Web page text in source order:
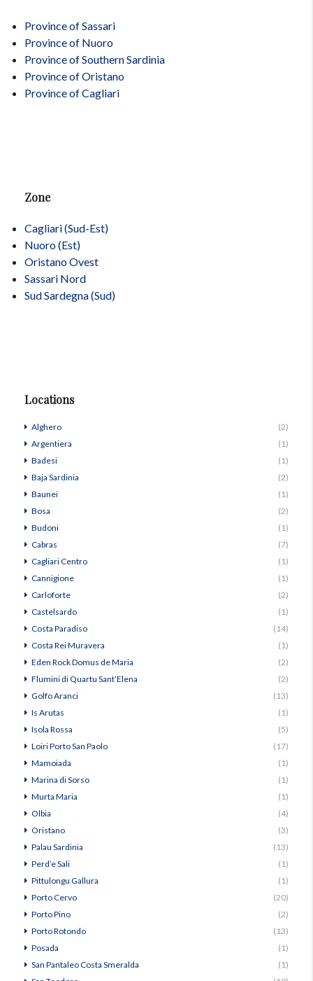
Province of Sassari
Province of Nuoro
Province of Southern Sardinia
Province of Oristano
Province of Cagliari
Zone
Cagliari (Sud-Est)
Nuoro (Est)
Oristano Ovest
Sassari Nord
Sud Sardegna (Sud)
Locations
Alghero
(2)
Argentiera
(1)
Badesi
(1)
Baja Sardinia
(2)
Baunei
(1)
Bosa
(2)
Budoni
(1)
Cabras
(7)
Cagliari Centro
(1)
Cannigione
(1)
Carloforte
(2)
Castelsardo
(1)
Costa Paradiso
(14)
Costa Rei Muravera
(1)
Eden Rock Domus de Maria
(2)
Flumini di Quartu Sant’Elena
(2)
Golfo Aranci
(13)
Is Arutas
(1)
Isola Rossa
(5)
Loiri Porto San Paolo
(17)
Mamoiada
(1)
Marina di Sorso
(1)
Murta Maria
(1)
Olbia
(4)
Oristano
(3)
Palau Sardinia
(13)
Perd’e Sali
(1)
Pittulongu Gallura
(1)
Porto Cervo
(20)
Porto Pino
(2)
Porto Rotondo
(13)
Posada
(1)
San Pantaleo Costa Smeralda
(1)